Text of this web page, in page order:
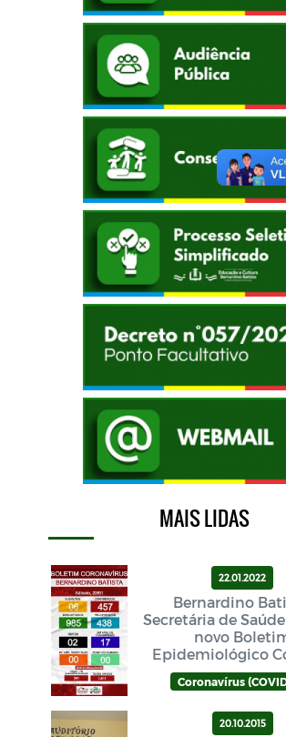
MAIS LIDAS
22.01.2022
Bernardino
Secretária de
novo
Epidemiológico
neste sábado
Coronavírus
20.10.2015